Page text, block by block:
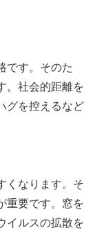
です。そのた
。社会的距離を
グを控えるなど
くなります。そ
重要です。窓を
イルスの拡散を